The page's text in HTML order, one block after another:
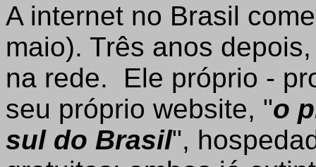
A internet no Brasil
maio). Três anos
na rede. Ele próprio -
seu próprio website, "o
sul do Brasil",